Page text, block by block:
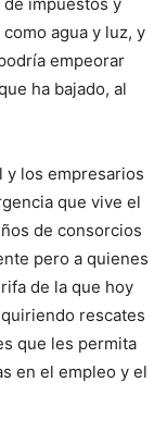
agua y luz, y
empeorar
ha bajado, al
y los empresarios
que vive el
de consorcios
pero a quienes
de la que hoy
rescates
que les permita
en el empleo y el